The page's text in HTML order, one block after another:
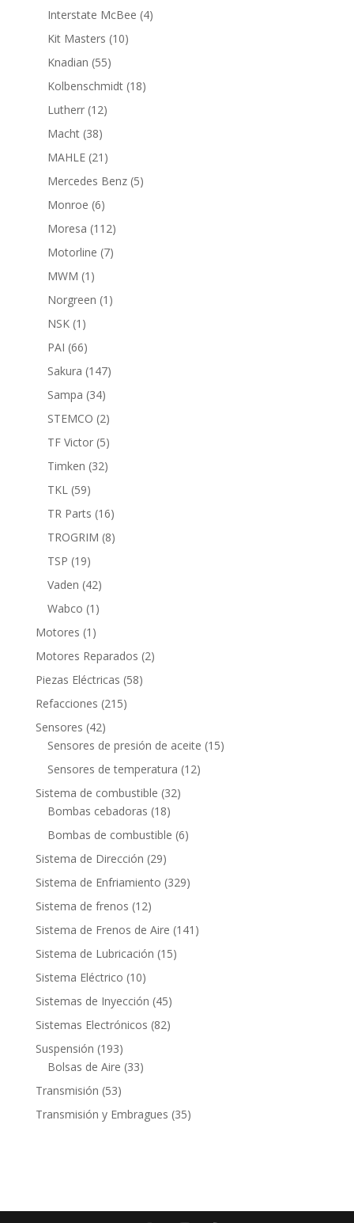
productos
Interstate McBee 44
Kit Masters 1010
Knadian 5555
productos
Kolbenschmidt 1818
Lutherr 1212
Macht 3838
productos
MAHLE 21 21
productos
Mercedes Benz 55
Monroe 66
productos
Moresa 112112
productos
Motorline 77
MWM 1 1
producto
Norgreen 1 1
NSK 1 1
producto
PAI 6666
productos
Sakura 147147
Sampa 3434
productos
STEMCO 22
productos
TF Victor 55
productos
Timken 3232
TKL 5959
productos
TR Parts 1616
productos
TROGRIM 88
TSP 1919
productos
Vaden 4242
productos
Wabco 1 1
producto
Motores 1 1
producto
Motores Reparados 22
Piezas Eléctricas 5858
Refacciones 215215
Sensores 4242
productos
Sensores de presión de aceite 1515
Sensores de temperatura 1212
Sistema de combustible 3232
Bombas cebadoras 1818
productos
Bombas de combustible 66
Sistema de Dirección 2929
productos
Sistema de Enfriamiento 329329
Sistema de frenos 1212
productos
Sistema de Frenos de Aire 141 141
Sistema de Lubricación 1515
Sistema Eléctrico 1010
productos
Sistemas de Inyección 4545
productos
Sistemas Electrónicos 8282
Suspensión 193193
productos
Bolsas de Aire 3333
Transmisión 5353
productos
Transmisión y Embragues 3535